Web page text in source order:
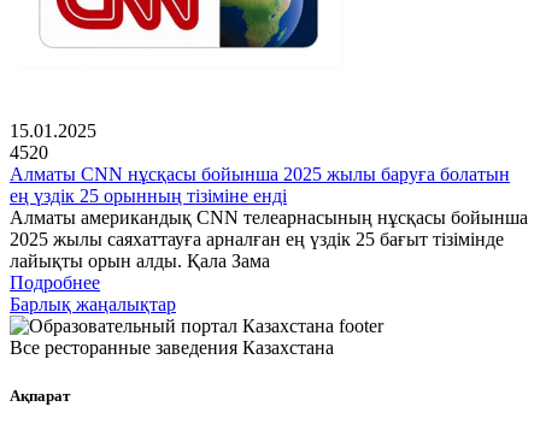
15.01.2025
4520
Алматы CNN нұсқасы бойынша 2025 жылы баруға болатын
ең үздік 25 орынның тізіміне енді
Алматы американдық CNN телеарнасының нұсқасы бойынша
2025 жылы саяхаттауға арналған ең үздік 25 бағыт тізімінде
лайықты орын алды. Қала Зама
Подробнее
Барлық жаңалықтар
Все ресторанные заведения Казахстана
Ақпарат